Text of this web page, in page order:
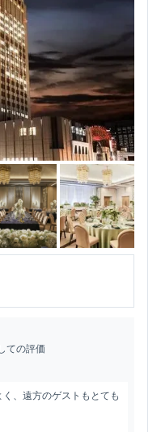
ての評価
、遠方のゲストもとても